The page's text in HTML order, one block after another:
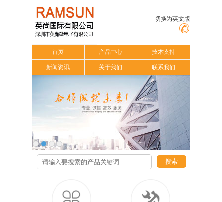
切换为英文版
首页 产品中心 技术支持
新闻资讯 关于我们 联系我们
搜索